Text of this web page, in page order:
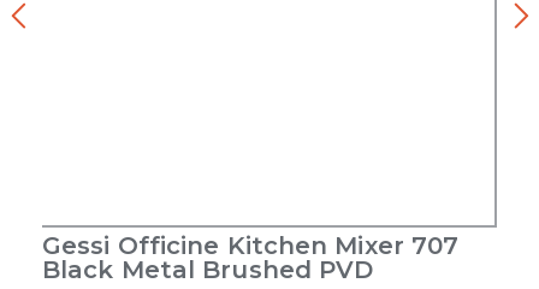
Gessi Officine Kitchen Mixer 707
Black Metal Brushed PVD